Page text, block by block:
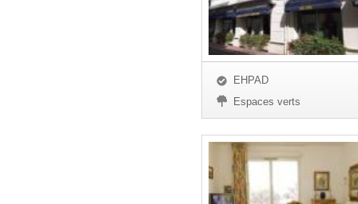
EHPAD
Espaces verts